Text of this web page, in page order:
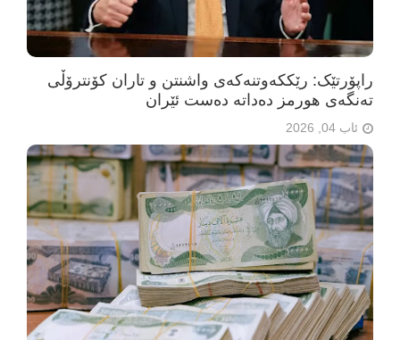
راپۆرتێک: رێککەوتنەکەی واشنتن و تاران کۆنترۆڵی
تەنگەی هورمز دەداتە دەست ئێران
ئاب 04, 2026